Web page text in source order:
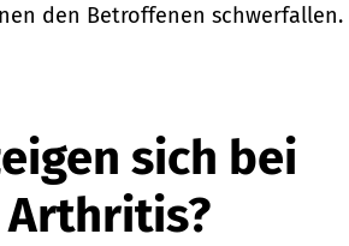
den Betroffenen schwerfallen.
sich bei